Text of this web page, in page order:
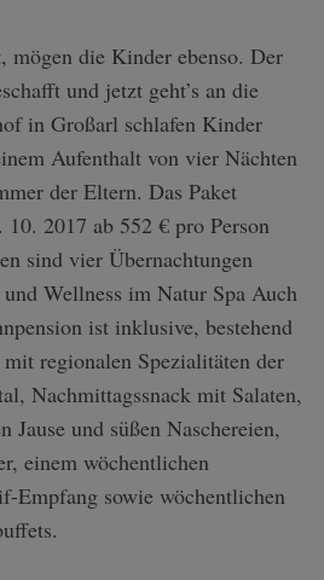
mögen die Kinder ebenso. Der
und jetzt geht’s an die
in Großarl schlafen Kinder
Aufenthalt von vier Nächten
der Eltern. Das Paket
2017 ab 552 € pro Person
sind vier Übernachtungen
Wellness im Natur Spa Auch
ist inklusive, bestehend
regionalen Spezialitäten der
Nachmittagssnack mit Salaten,
Jause und süßen Naschereien,
einem wöchentlichen
Empfang sowie wöchentlichen